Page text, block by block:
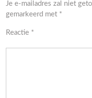
Je e-mailadres zal niet
gemarkeerd met *
Reactie *